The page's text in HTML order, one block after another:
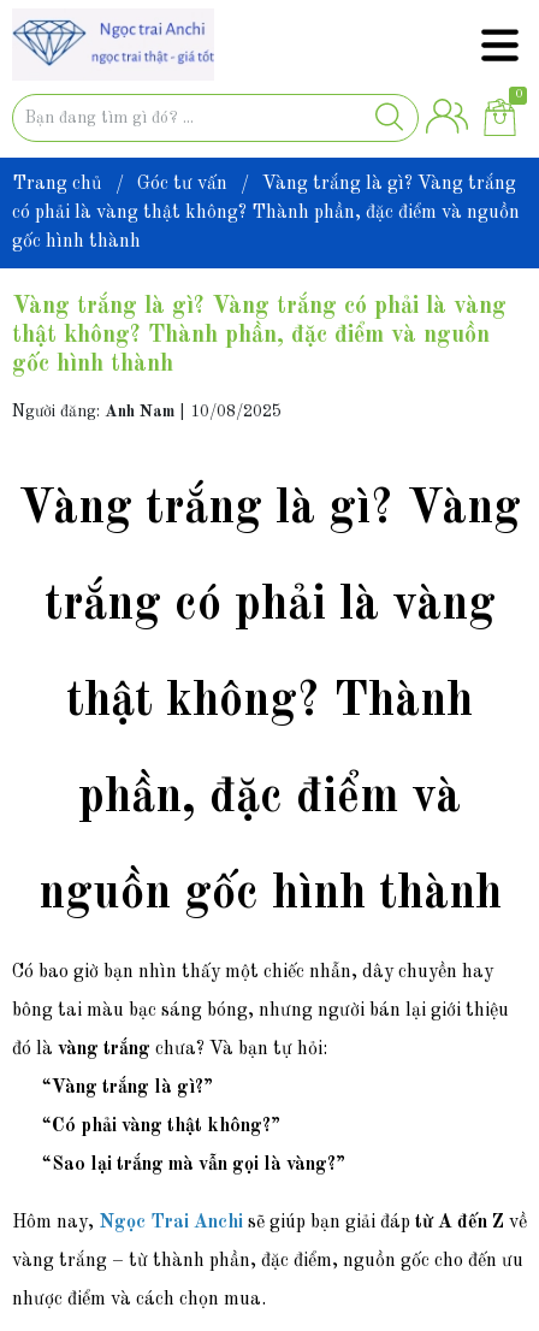
0
Trang chủ / Góc tư vấn /
Vàng trắng là gì? Vàng trắng
có phải là vàng thật không? Thành phần, đặc điểm và nguồn
gốc hình thành
Vàng trắng là gì? Vàng trắng có phải là vàng
thật không? Thành phần, đặc điểm và nguồn
gốc hình thành
Người đăng: Anh Nam 10/08/2025
Vàng trắng là gì? Vàng
trắng có phải là vàng
thật không? Thành
phần, đặc điểm và
nguồn gốc hình thành
Có bao giờ bạn nhìn thấy một chiếc nhẫn, dây chuyền hay
bông tai màu bạc sáng bóng, nhưng người bán lại giới thiệu
đó là vàng trắng chưa? Và bạn tự hỏi:
“Vàng trắng là gì?”
“Có phải vàng thật không?”
“Sao lại trắng mà vẫn gọi là vàng?”
Hôm nay, Ngọc Trai Anchi sẽ giúp bạn giải đáp từ A đến Z về
vàng trắng – từ thành phần, đặc điểm, nguồn gốc cho đến ưu
nhược điểm và cách chọn mua.